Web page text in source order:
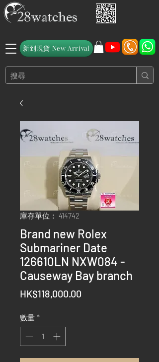
新到現貨 New Arrival
庫存單位： 414742
Brand new Rolex
Submariner Date
126610LN NXW084 -
Causeway Bay branch
HK$118,000.00
數量 *